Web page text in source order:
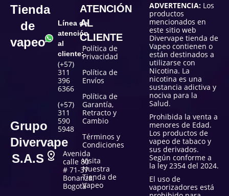
Tienda
de
vapeo
Grupo
Divervape
S.A.S
Línea de
atención
al
cliente:
(+57)
311
396
6366
(+57)
311
590
5948
Avenida
calle 80
# 71-37
Bonanza,
Bogotá
ATENCIÓN
AL
CLIENTE
Política de
Privacidad
Política de
Envíos
Política de
Garantía,
Retracto y
Cambio
Términos y
Condiciones
Visita
Nuestra
Tienda de
Vapeo
ADVERTENCIA: Los
productos
mencionados en
este sitio web
Divervape tienda de
Vapeo contienen o
están destinados a
utilizarse con
Nicotina. La
nicotina es una
sustancia adictiva y
nociva para la
Salud.
Prohibida la venta a
menores de Edad.
Los productos de
vapeo de tabaco y
sus derivados.
Según conforme a
la ley 2354 del 2024.
El uso de
vaporizadores está